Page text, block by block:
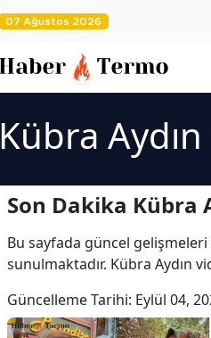
07 Ağustos 2026
Kübra
Son Dakika Kübra
Bu sayfada güncel
sunulmaktadır. Kübra Aydın
Güncelleme Tarihi: Eylül 04,